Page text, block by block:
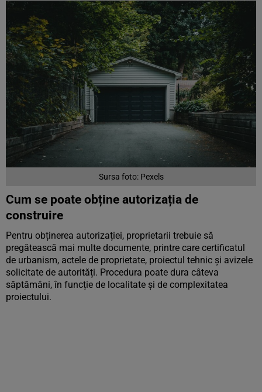
Sursa foto: Pexels
Cum se poate obține autorizația de
construire
Pentru obținerea autorizației, proprietarii trebuie să
pregătească mai multe documente, printre care certificatul
de urbanism, actele de proprietate, proiectul tehnic și avizele
solicitate de autorități. Procedura poate dura câteva
săptămâni, în funcție de localitate și de complexitatea
proiectului.